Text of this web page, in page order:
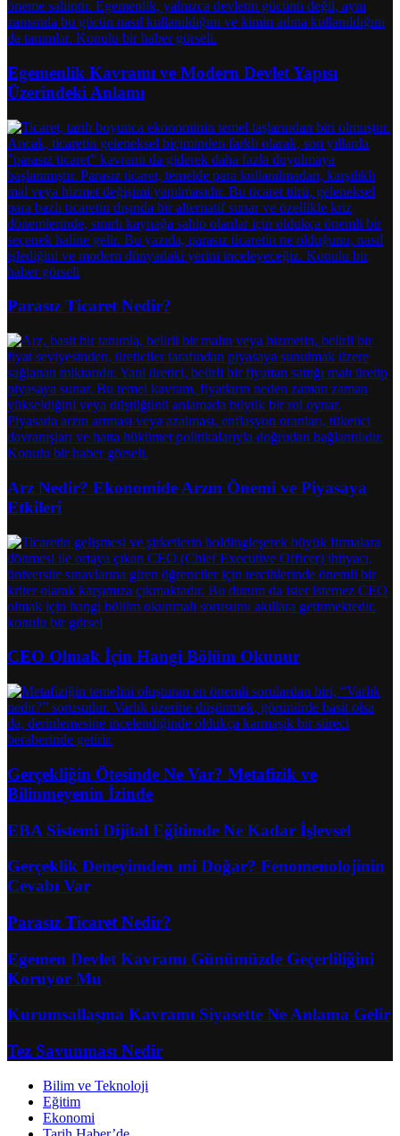
Egemenlik Kavramı ve Modern Devlet Yapısı
Üzerindeki Anlamı
Parasız Ticaret Nedir?
Arz Nedir? Ekonomide Arzın Önemi ve Piyasaya
Etkileri
CEO Olmak İçin Hangi Bölüm Okunur
Gerçekliğin Ötesinde Ne Var? Metafizik ve
Bilinmeyenin İzinde
EBA Sistemi Dijital Eğitimde Ne Kadar İşlevsel
Gerçeklik Deneyimden mi Doğar? Fenomenolojinin
Cevabı Var
Parasız Ticaret Nedir?
Egemen Devlet Kavramı Günümüzde Geçerliliğini
Koruyor Mu
Kurumsallaşma Kavramı Siyasette Ne Anlama Gelir
Tez Savunması Nedir
Bilim ve Teknoloji
Eğitim
Ekonomi